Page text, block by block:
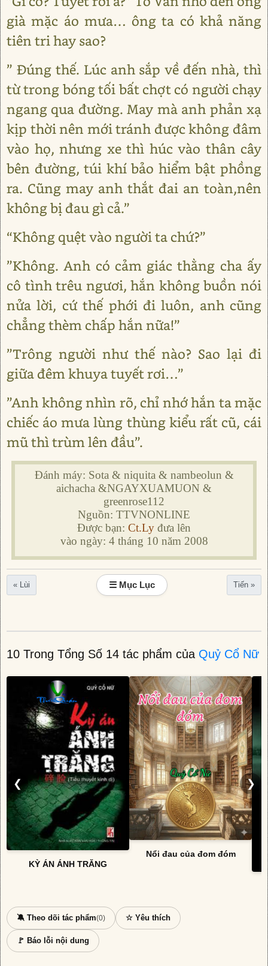
già mặc áo mưa… ông ta có khả năng
tiên tri hay sao?
” Đúng thế. Lúc anh sắp về đến nhà, thì
từ trong bóng tối bất chợt có người chạy
ngang qua đường. May mà anh phản xạ
kịp thời nên mới tránh được không đâm
vào họ, nhưng xe thì húc vào thân cây
bên đường, túi khí bảo hiểm bật phồng
ra. Cũng may anh thắt đai an toàn,nên
không bị đau gì cả.”
“Không quệt vào người ta chứ?”
”Không. Anh có cảm giác thằng cha ấy
cô tình trêu ngươi, hắn không buồn nói
nửa lời, cứ thế phới đi luôn, anh cũng
chẳng thèm chấp hắn nữa!”
”Trông người như thế nào? Sao lại đi
giữa đêm khuya tuyết rơi…”
”Anh không nhìn rõ, chỉ nhớ hắn ta mặc
chiếc áo mưa lùng thùng kiểu rất cũ, cái
mũ thì trùm lên đầu”.
Đánh máy: Sota & niquita & nambeolun &
aichacha &NGAYXUAMUON &
greenrose112
Nguồn: TTVNONLINE
Được bạn: Ct.Ly đưa lên
vào ngày: 4 tháng 10 năm 2008
« Lùi ☰ Mục Lục Tiến »
10 Trong Tổng Số 14 tác phẩm của Quỷ Cổ Nữ
❮
KỲ ÁN ÁNH TRĂNG
Nổi đau của đom đóm
❯
🔕 Theo dõi tác phẩm(0) ☆ Yêu thích
🚩 Báo lỗi nội dung